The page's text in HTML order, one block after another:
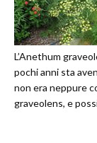
L’Anethum
pochi anni sta
non era neppure
graveolens, e